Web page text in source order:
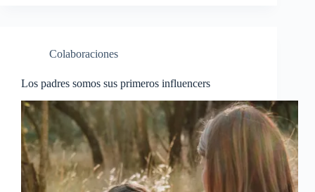
Colaboraciones
Los padres somos sus primeros influencers